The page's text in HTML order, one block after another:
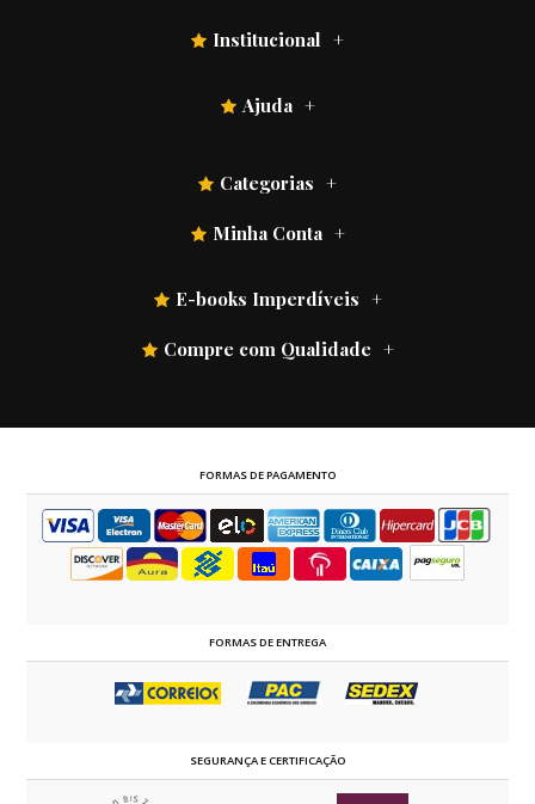
Institucional
Ajuda
Categorias
Minha Conta
E-books Imperdíveis
Compre com Qualidade
FORMAS DE PAGAMENTO
FORMAS DE ENTREGA
SEGURANÇA E CERTIFICAÇÃO